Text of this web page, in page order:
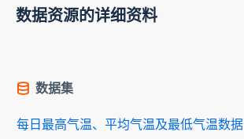
数据资源的详细资料
数据集
每日最高气温、平均气温及最低气温数据